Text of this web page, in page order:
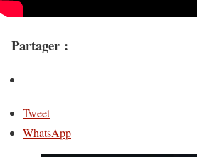
Partager :
Tweet
WhatsApp